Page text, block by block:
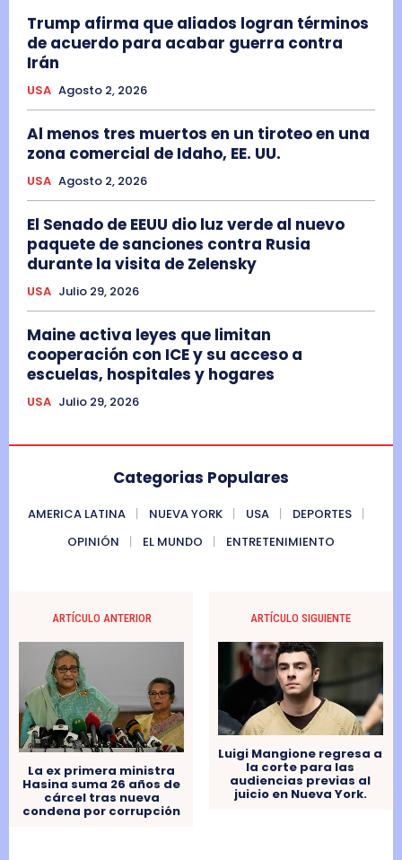
Trump afirma que aliados logran términos
de acuerdo para acabar guerra contra
Irán
USA Agosto 2, 2026
Al menos tres muertos en un tiroteo en una
zona comercial de Idaho, EE. UU.
USA Agosto 2, 2026
El Senado de EEUU dio luz verde al nuevo
paquete de sanciones contra Rusia
durante la visita de Zelensky
USA Julio 29, 2026
Maine activa leyes que limitan
cooperación con ICE y su acceso a
escuelas, hospitales y hogares
USA Julio 29, 2026
Categorias Populares
AMERICA LATINA NUEVA YORK USA
DEPORTES
OPINIÓN
EL MUNDO ENTRETENIMIENTO
ARTÍCULO ANTERIOR
La ex primera ministra
Hasina suma 26 años de
cárcel tras nueva
condena por corrupción
ARTÍCULO SIGUIENTE
Luigi Mangione regresa a
la corte para las
audiencias previas al
juicio en Nueva York.